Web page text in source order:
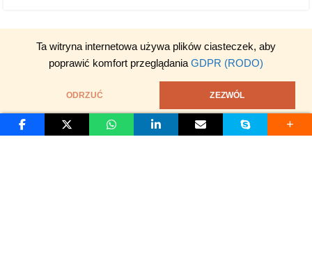
Ta witryna internetowa używa plików ciasteczek, aby
poprawić komfort przeglądania GDPR (RODO)
ODRZUĆ ZEZWÓL